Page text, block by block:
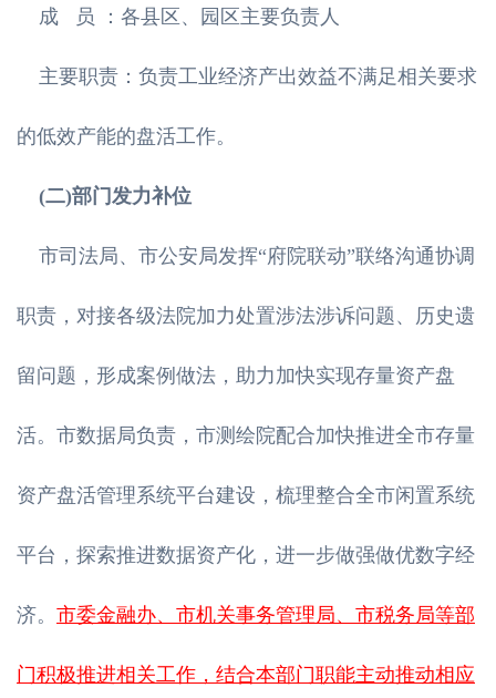
成 员 ：各县区、园区主要负责人
主要职责：负责工业经济产出效益不满足相关要求
的低效产能的盘活工作。
(二)部门发力补位
市司法局、市公安局发挥“府院联动”联络沟通协调
职责，对接各级法院加力处置涉法涉诉问题、历史遗
留问题，形成案例做法，助力加快实现存量资产盘
活。市数据局负责，市测绘院配合加快推进全市存量
资产盘活管理系统平台建设，梳理整合全市闲置系统
平台，探索推进数据资产化，进一步做强做优数字经
济。 市委金融办、市机关事务管理局、市税务局等部
门积极推进相关工作，结合本部门职能主动推动相应